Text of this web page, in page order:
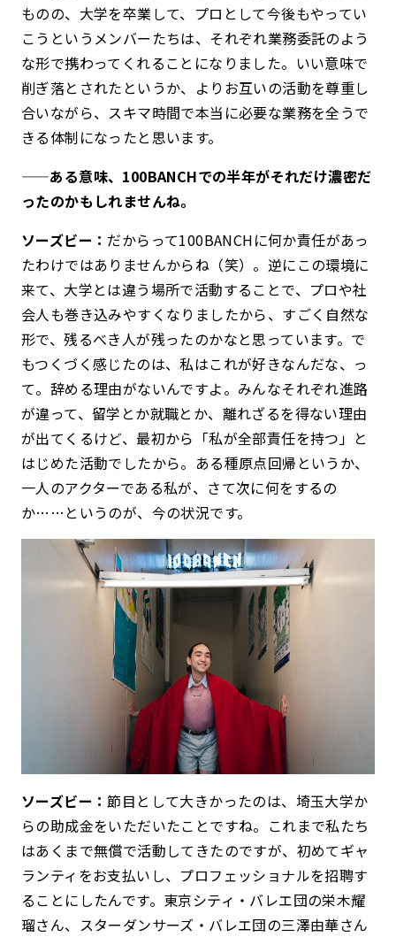
ものの、大学を卒業して、プロとして今後もやってい
こうというメンバーたちは、それぞれ業務委託のよう
な形で携わってくれることになりました。いい意味で
削ぎ落とされたというか、よりお互いの活動を尊重し
合いながら、スキマ時間で本当に必要な業務を全うで
きる体制になったと思います。
——ある意味、100BANCHでの半年がそれだけ濃密だ
ったのかもしれませんね。
ソーズビー： だからって100BANCHに何か責任があっ
たわけではありませんからね（笑）。逆にこの環境に
来て、大学とは違う場所で活動することで、プロや社
会人も巻き込みやすくなりましたから、すごく自然な
形で、残るべき人が残ったのかなと思っています。で
もつくづく感じたのは、私はこれが好きなんだな、っ
て。辞める理由がないんですよ。みんなそれぞれ進路
が違って、留学とか就職とか、離れざるを得ない理由
が出てくるけど、最初から「私が全部責任を持つ」と
はじめた活動でしたから。ある種原点回帰というか、
一人のアクターである私が、さて次に何をするの
か……というのが、今の状況です。
ソーズビー：節目として大きかったのは、埼玉大学か
らの助成金をいただいたことですね。これまで私たち
はあくまで無償で活動してきたのですが、初めてギャ
ランティをお支払いし、プロフェッショナルを招聘す
ることにしたんです。東京シティ・バレエ団の栄木耀
瑠さん、スターダンサーズ・バレエ団の三澤由華さん